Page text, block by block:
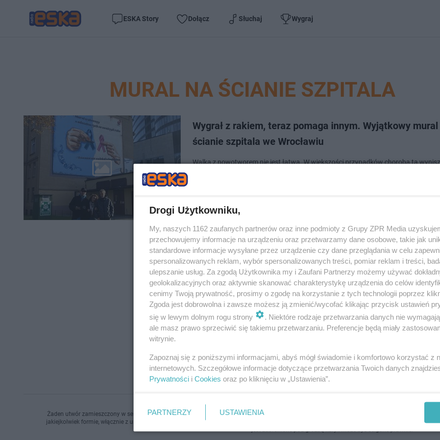
ESKA Story Dołącz Słuchaj Wygraj
MURAL NA ŚCIANIE SZPITALA
Wygrał z rakiem, teraz pomaga innym. Wyjątkowy mural
ścianie szpitala we Wrocławiu
Walka z nowotworem nie jest łatwa. W większości przypadków choroba ta
Żaden utwór zamieszczony w serwisie nie może być powielany i rozpowszechniany lub dalej rozpowszechniany w jakikolwiek sposób (w tym
jakiejkolwiek formie, włącznie z umieszczaniem w Internecie bez pisemnej zgody właściciela praw. Jakiekolwiek użycie lub wykorzystanie utworów
jest zabronione pod groźbą kary i może być ścigane prawnie.
Drogi Użytkowniku,
My, naszych 1162 zaufanych partnerów oraz inne podmioty z Grupy ZPR Media
przechowujemy informacje na urządzeniu oraz przetwarzamy dane osobowe, takie jak
standardowe informacje wysyłane przez urządzenie czy dane przeglądania w celu
spersonalizowanych reklam, wybór spersonalizowanych treści, pomiar reklam i treści,
ulepszanie usług. Za zgodą Użytkownika my i Zaufani Partnerzy możemy używać
geolokalizacyjnych oraz aktywnie skanować charakterystykę urządzenia do celów
cenimy Twoją prywatność, prosimy o zgodę na korzystanie z tych technologii poprzez
Zgoda jest dobrowolna i zawsze możesz ją zmienić/wycofać klikając przycisk ustawień
się w lewym dolnym rogu strony
. Niektóre rodzaje przetwarzania danych nie
ale masz prawo sprzeciwić się takiemu przetwarzaniu. Preferencje będą miały
witrynie.
Zapoznaj się z poniższymi informacjami, abyś mógł świadomie i komfortowo korzystać z
internetowych. Szczegółowe informacje dotyczące przetwarzania Twoich danych
Prywatności i Cookies oraz po kliknięciu w „Ustawienia”.
PARTNERZY USTAWIENIA